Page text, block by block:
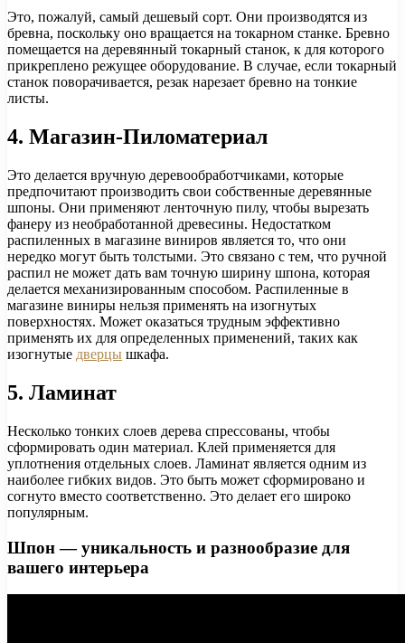
Это, пожалуй, самый дешевый сорт. Они производятся из
бревна, поскольку оно вращается на токарном станке. Бревно
помещается на деревянный токарный станок, к для которого
прикреплено режущее оборудование. В случае, если токарный
станок поворачивается, резак нарезает бревно на тонкие
листы.
4. Магазин-Пиломатериал
Это делается вручную деревообработчиками, которые
предпочитают производить свои собственные деревянные
шпоны. Они применяют ленточную пилу, чтобы вырезать
фанеру из необработанной древесины. Недостатком
распиленных в магазине виниров является то, что они
нередко могут быть толстыми. Это связано с тем, что ручной
распил не может дать вам точную ширину шпона, которая
делается механизированным способом. Распиленные в
магазине виниры нельзя применять на изогнутых
поверхностях. Может оказаться трудным эффективно
применять их для определенных применений, таких как
изогнутые дверцы шкафа.
5. Ламинат
Несколько тонких слоев дерева спрессованы, чтобы
сформировать один материал. Клей применяется для
уплотнения отдельных слоев. Ламинат является одним из
наиболее гибких видов. Это быть может сформировано и
согнуто вместо соответственно. Это делает его широко
популярным.
Шпон — уникальность и разнообразие для
вашего интерьера